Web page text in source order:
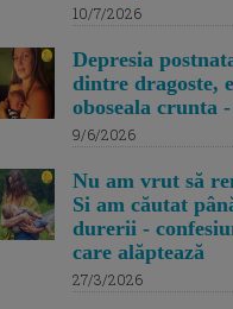
10/7/2026
Depresia
dintre dragoste,
oboseala crunta
9/6/2026
Nu am vrut să
Si am căutat
durerii -
care alăptează
27/3/2026